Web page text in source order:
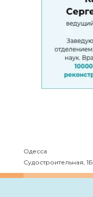
Одесса
Судостроительная, 1Б